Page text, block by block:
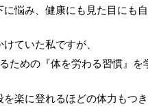
悩み、健康にも見た目にも
ていた私ですが、
ための『体を労わる習慣』を
楽に登れるほどの体力もつ